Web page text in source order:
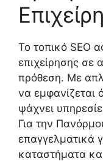
Το τοπικό SEO
επιχείρησης σε
πρόθεση. Με
να εμφανίζεται
ψάχνει
Για την
επαγγελματικά
καταστήματα